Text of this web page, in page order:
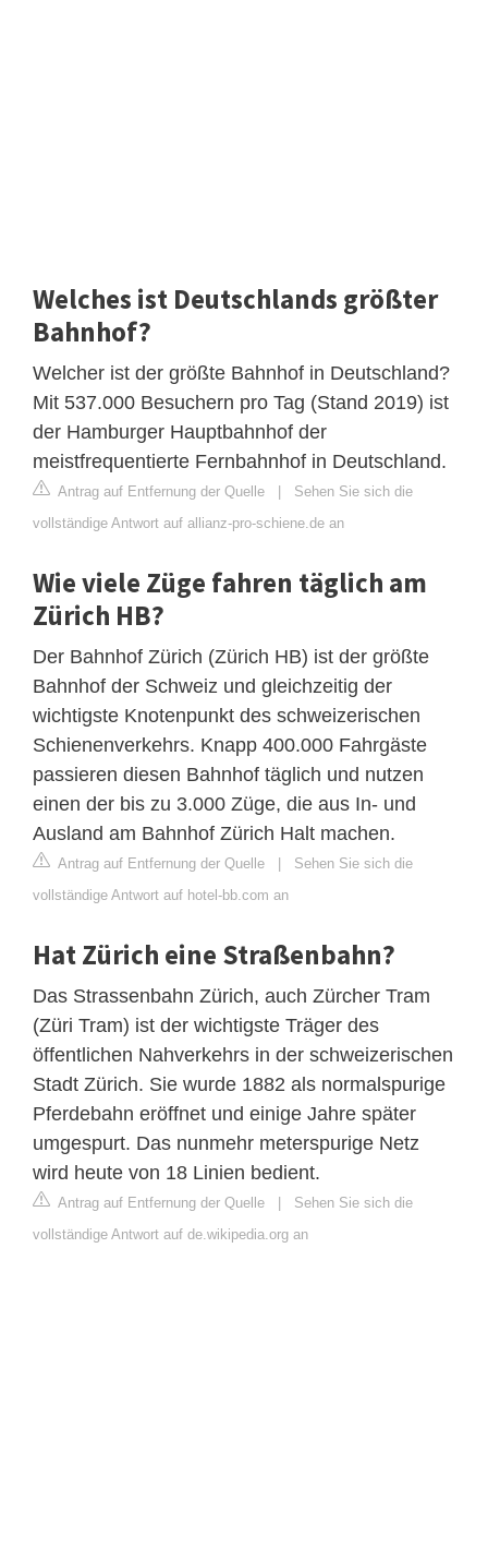
Welches ist Deutschlands größter
Bahnhof?
Welcher ist der größte Bahnhof in Deutschland?
Mit 537.000 Besuchern pro Tag (Stand 2019) ist
der Hamburger Hauptbahnhof der
meistfrequentierte Fernbahnhof in Deutschland.
Antrag auf Entfernung der Quelle | Sehen Sie sich die
vollständige Antwort auf allianz-pro-schiene.de an
Wie viele Züge fahren täglich am
Zürich HB?
Der Bahnhof Zürich (Zürich HB) ist der größte
Bahnhof der Schweiz und gleichzeitig der
wichtigste Knotenpunkt des schweizerischen
Schienenverkehrs. Knapp 400.000 Fahrgäste
passieren diesen Bahnhof täglich und nutzen
einen der bis zu 3.000 Züge, die aus In- und
Ausland am Bahnhof Zürich Halt machen.
Antrag auf Entfernung der Quelle | Sehen Sie sich die
vollständige Antwort auf hotel-bb.com an
Hat Zürich eine Straßenbahn?
Das Strassenbahn Zürich, auch Zürcher Tram
(Züri Tram) ist der wichtigste Träger des
öffentlichen Nahverkehrs in der schweizerischen
Stadt Zürich. Sie wurde 1882 als normalspurige
Pferdebahn eröffnet und einige Jahre später
umgespurt. Das nunmehr meterspurige Netz
wird heute von 18 Linien bedient.
Antrag auf Entfernung der Quelle | Sehen Sie sich die
vollständige Antwort auf de.wikipedia.org an